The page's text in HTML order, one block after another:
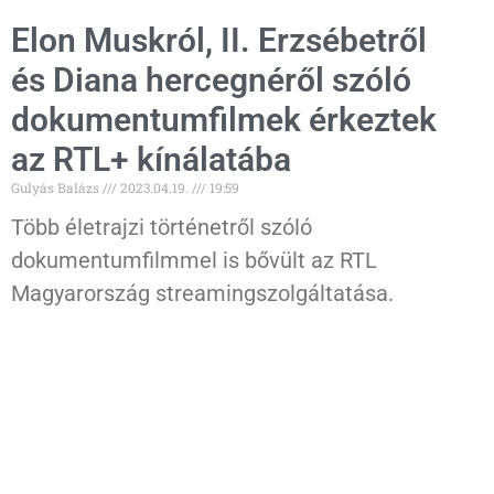
Elon Muskról, II. Erzsébetről
és Diana hercegnéről szóló
dokumentumfilmek érkeztek
az RTL+ kínálatába
Gulyás Balázs 2023.04.19. 19:59
Több életrajzi történetről szóló
dokumentumfilmmel is bővült az RTL
Magyarország streamingszolgáltatása.